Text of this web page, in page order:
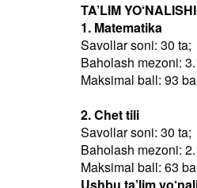
TA’LIM
1. Matematika
Savollar soni: 30 ta;
Baholash mezoni:
Maksimal ball: 93
2. Chet tili
Savollar soni: 30 ta;
Baholash mezoni:
Maksimal ball: 63